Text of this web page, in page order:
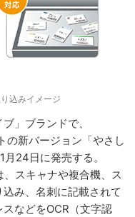
込みイメージ
」ブランドで、
の新バージョン「やさし
月24日に発売する。
、スキャナや複合機、ス
み、名刺に記載されて
などをOCR（文字認